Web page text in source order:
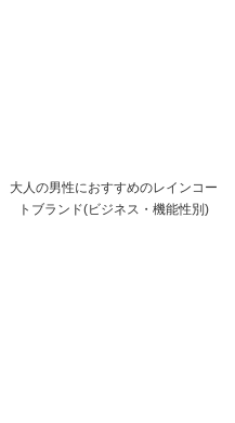
大人の男性におすすめのレインコー
トブランド(ビジネス・機能性別)